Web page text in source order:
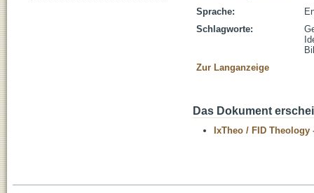
Sprache:
Schlagworte:
Zur Langanzeige
Das Dokument
IxTheo / FID Theology